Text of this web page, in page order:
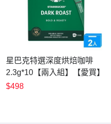
星巴克特選深度烘焙咖啡
2.3g*10【兩入組】【愛買】
$498